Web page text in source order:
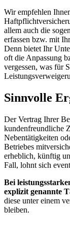
Wir empfehlen
allem auch die
erfassen bzw. mit
Denn bietet Ihr
oft die Anpassung
vergessen, was für
Sinnvolle
Der Vertrag Ihrer
kundenfreundliche
Nebentätigkeiten
Betriebes
erheblich, künftig
Fall, lohnt sich
Bei
explizit genannte
diese unter einem
bleiben.